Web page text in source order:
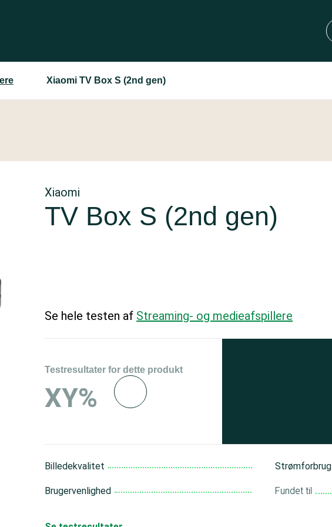
Xiaomi TV Box S (2nd gen)
Xiaomi
TV Box S (2nd gen)
Se hele testen af Streaming- og medieafspillere
Testresultater for dette produkt
XY%
Billedekvalitet
Brugervenlighed
Strømforbrug
Fundet til